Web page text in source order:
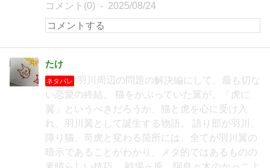
コメント(0) 2025/08/24
たけ
ネタバレ
羽川周辺の問題の解決編にして、最も切な
い恋愛の終結。 猫をかぶっていた翼が、「虎に
翼」というべきだろうか、猫と虎を心に受け入
れ、羽川翼として誕生する物語。 語り部が羽川、
障り猫、苛虎と変わる箇所には、全てが羽川翼の
暗示であることがわかり、メタ的ではあるものの